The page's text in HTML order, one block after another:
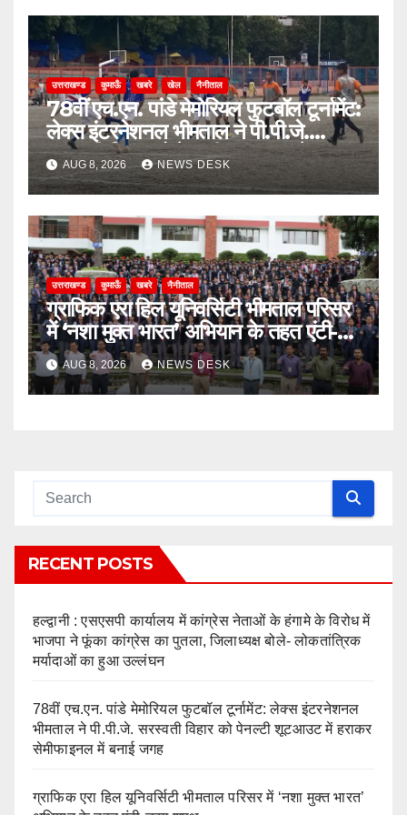
उत्तराखण्ड कुमाऊँ खबरे खेल नैनीताल
78वीं एच.एन. पांडे मेमोरियल फुटबॉल टूर्नामेंट:
लेक्स इंटरनेशनल भीमताल ने पी.पी.जे.
सरस्वती विहार को पेनल्टी शूटआउट में हराकर
सेमीफाइनल में बनाई जगह
AUG 8, 2026 NEWS DESK
उत्तराखण्ड कुमाऊँ खबरे नैनीताल
ग्राफिक एरा हिल यूनिवर्सिटी भीमताल परिसर
में ‘नशा मुक्त भारत’ अभियान के तहत एंटी-
ड्रग शपथ
AUG 8, 2026 NEWS DESK
RECENT POSTS
हल्द्वानी : एसएसपी कार्यालय में कांग्रेस नेताओं के हंगामे के विरोध में
भाजपा ने फूंका कांग्रेस का पुतला, जिलाध्यक्ष बोले- लोकतांत्रिक
मर्यादाओं का हुआ उल्लंघन
78वीं एच.एन. पांडे मेमोरियल फुटबॉल टूर्नामेंट: लेक्स इंटरनेशनल
भीमताल ने पी.पी.जे. सरस्वती विहार को पेनल्टी शूटआउट में हराकर
सेमीफाइनल में बनाई जगह
ग्राफिक एरा हिल यूनिवर्सिटी भीमताल परिसर में ‘नशा मुक्त भारत’